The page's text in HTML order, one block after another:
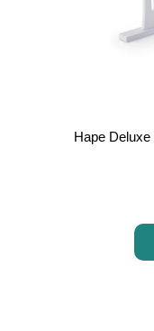
Hape